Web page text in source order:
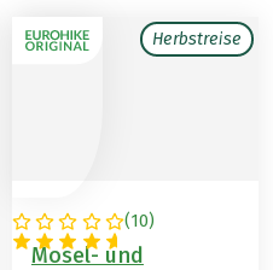
Herbstreise
(10)
DEUTSCHLAND
Mosel- und